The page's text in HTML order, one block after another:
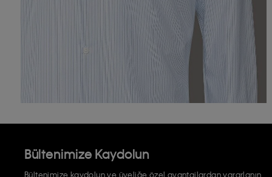
Bültenimize Kaydolun
Bültenimize kaydolun ve üyeliğe özel avantajlardan yararlanın.